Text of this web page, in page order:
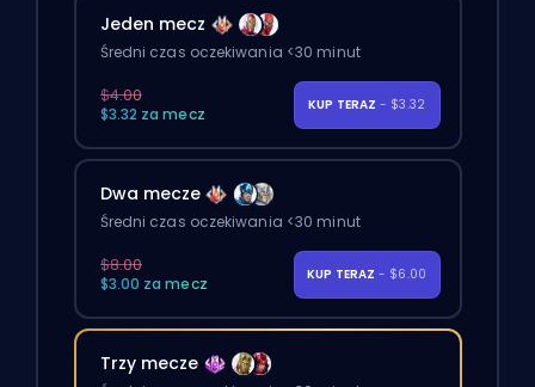
Jeden mecz
Średni czas oczekiwania <30 minut
$4.00
$3.32 za mecz
KUP TERAZ - $3.32
Dwa mecze
Średni czas oczekiwania <30 minut
$8.00
$3.00 za mecz
KUP TERAZ - $6.00
Trzy mecze